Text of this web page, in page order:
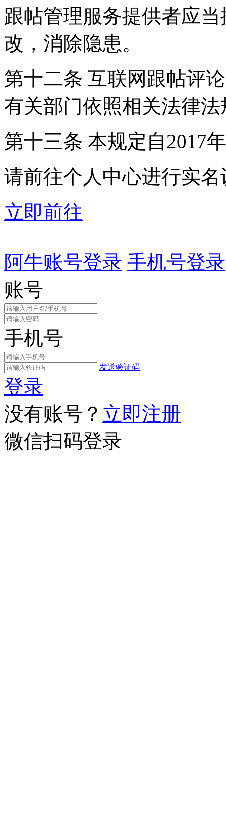
跟帖管理服务提供者应
改，消除隐患。
第十二条 互联网跟帖评
有关部门依照相关法律
第十三条 本规定自2017
请前往个人中心进行实名
立即前往
阿牛账号登录 手机号登录
账号
手机号
发送验证码
登录
没有账号？ 立即注册
微信扫码登录